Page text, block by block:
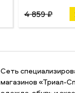
4 859 ₽
Сеть
магазинов «Триал-